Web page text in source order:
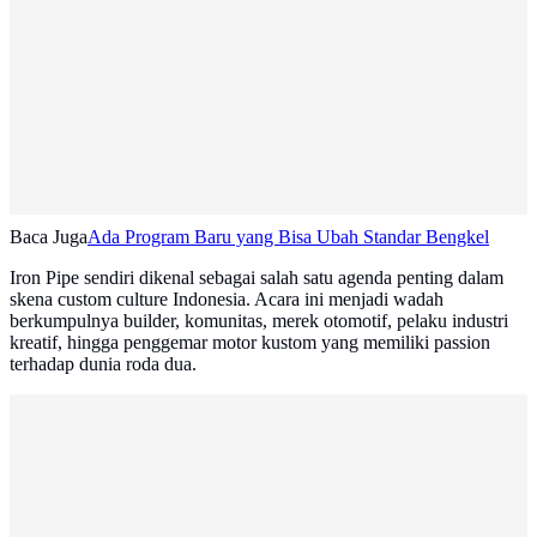
Baca JugaAda Program Baru yang Bisa Ubah Standar Bengkel
Iron Pipe sendiri dikenal sebagai salah satu agenda penting dalam
skena custom culture Indonesia. Acara ini menjadi wadah
berkumpulnya builder, komunitas, merek otomotif, pelaku industri
kreatif, hingga penggemar motor kustom yang memiliki passion
terhadap dunia roda dua.